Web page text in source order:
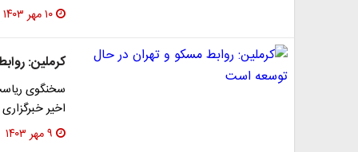
۱۰ مهر ۱۴۰۳
کرملین:
سخنگوی
اخیر
۹ مهر ۱۴۰۳